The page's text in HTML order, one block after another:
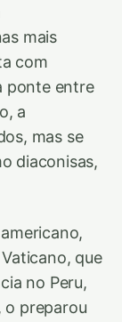
mais
com
ponte entre
a
mas se
diaconisas,
que
no Peru,
o preparou